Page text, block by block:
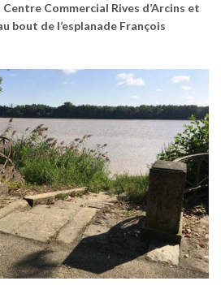
Commercial Rives d’Arcins et
bout de l’esplanade François